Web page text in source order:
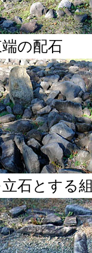
の配石
石とする